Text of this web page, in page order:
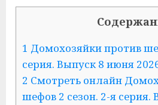
1 Домохозяйки против
серия. Выпуск 8 июня
2 Смотреть онлайн
шефов 2 сезон. 2-я